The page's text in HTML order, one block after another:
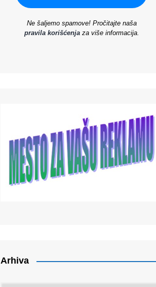
Ne šaljemo spamove! Pročitajte naša
pravila korišćenjaza više informacija.
Arhiva